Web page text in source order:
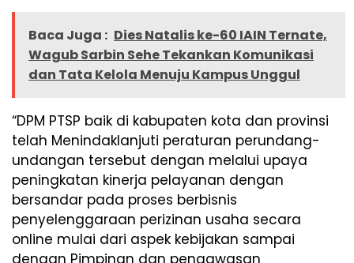
Baca Juga : Dies Natalis ke-60 IAIN Ternate,
Wagub Sarbin Sehe Tekankan Komunikasi
dan Tata Kelola Menuju Kampus Unggul
“DPM PTSP baik di kabupaten kota dan provinsi
telah Menindaklanjuti peraturan perundang-
undangan tersebut dengan melalui upaya
peningkatan kinerja pelayanan dengan
bersandar pada proses berbisnis
penyelenggaraan perizinan usaha secara
online mulai dari aspek kebijakan sampai